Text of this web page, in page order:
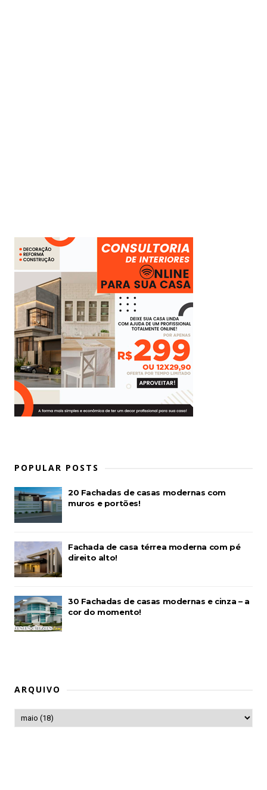
POPULAR POSTS
20 Fachadas de casas modernas com
muros e portões!
Fachada de casa térrea moderna com pé
direito alto!
30 Fachadas de casas modernas e cinza – a
cor do momento!
ARQUIVO